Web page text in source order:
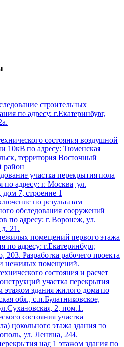
строительных
по адресу: г.Екатеринбург,
состояния воздушной
10кВ по адресу: Тюменская
территория Восточный
участка перекрытия пола
по адресу: г. Москва, ул.
дом 7, строение 1
по результатам
обследования сооружений
по адресу: г. Воронеж, ул.
д. 21.
помещений первого этажа
по адресу: г.Екатеринбург,
203. Разработка рабочего проекта
нежилых помещений.
состояния и расчет
участка перекрытия
этажом здания жилого дома по
обл., с.п.Булатниковское,
2, пом.1.
состояния участка
цокольного этажа здания по
ул. Ленина, 244.
над 1 этажом здания по